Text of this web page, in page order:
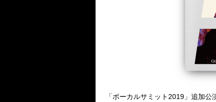
「ボーカルサミット 2019 」追加公